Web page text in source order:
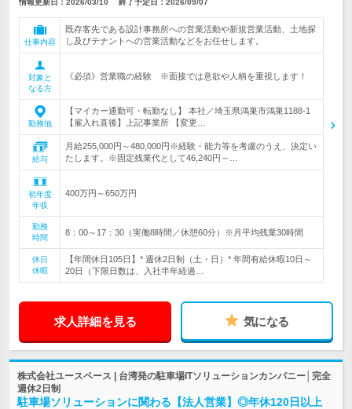
情報更新日：2026/03/10 終了予定日： 2026/09/07
仕事内容
既存客先である設計事務所への営業活動や新規営業活動、土地探
し及びテナントへの営業活動などをお任せします。
対象と
なる方
《必須》営業職の経験 ※面接では意欲や人柄を重視します！
勤務地
【マイカー通勤可・転勤なし】 本社／埼玉県鴻巣市鴻巣1188-1
【雇入れ直後】上記事業所 【変更…
給与
月給255,000円～480,000円※経験・能力等を考慮のうえ、決定い
たします。※固定残業代として46,240円～…
初年度
年収
400万円～650万円
勤務
時間
8：00～17：30（実働8時間／休憩60分）※月平均残業30時間
休日
休暇
【年間休日105日】* 週休2日制（土・日）* 年間有給休暇10日～
20日（下限日数は、入社半年経過…
求人詳細を見る 気になる
株式会社ユースペース | 台湾発の駐車場ITソリューションカンパニー│完全
週休2日制
駐車場ソリューションに関わる【法人営業】◎年休120日以上